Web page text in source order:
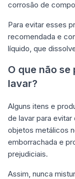
corrosão de
Para evitar esses
recomendada e
líquido, que
O que não se
lavar?
Alguns itens e
de lavar para
objetos metálicos
emborrachada e
prejudiciais.
Assim, nunca